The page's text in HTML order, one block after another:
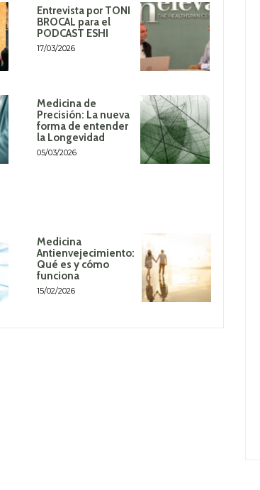
Entrevista por TONI
BROCAL para el
PODCAST ESHI
17/03/2026
Medicina de
Precisión: La nueva
forma de entender
la Longevidad
05/03/2026
Medicina
Antienvejecimiento:
Qué es y cómo
funciona
15/02/2026